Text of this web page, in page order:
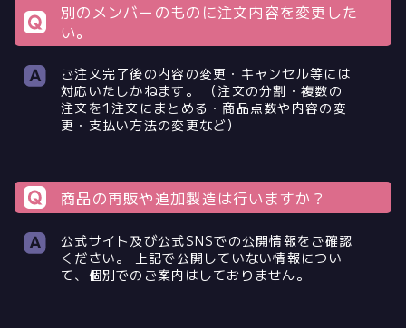
別のメンバーのものに注文内容を変更した
い。
ご注文完了後の内容の変更・キャンセル等には
対応いたしかねます。 （注文の分割・複数の
注文を1注文にまとめる・商品点数や内容の変
更・支払い方法の変更など）
商品の再販や追加製造は行いますか？
公式サイト及び公式SNSでの公開情報をご確認
ください。 上記で公開していない情報につい
て、個別でのご案内はしておりません。